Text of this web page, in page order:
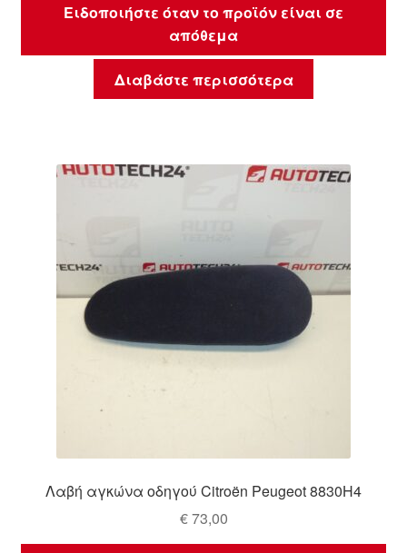
Ειδοποιήστε όταν το προϊόν είναι σε
απόθεμα
Διαβάστε περισσότερα
Λαβή αγκώνα οδηγού Citroën Peugeot 8830H4
€73,00